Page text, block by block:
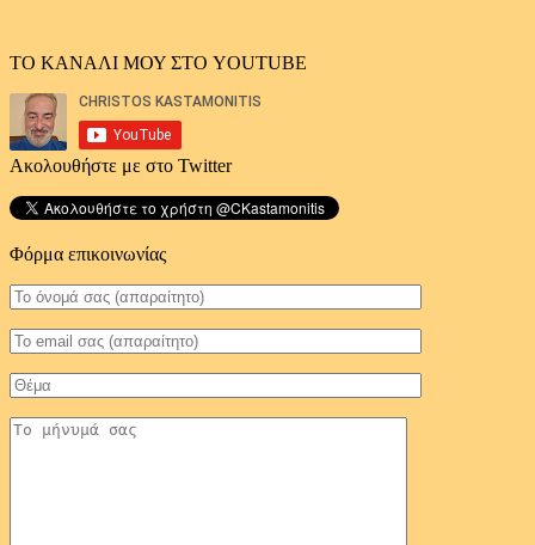
ΤΟ ΚΑΝΑΛΙ ΜΟΥ ΣΤΟ YOUTUBE
Ακολουθήστε με στο Twitter
Φόρμα επικοινωνίας